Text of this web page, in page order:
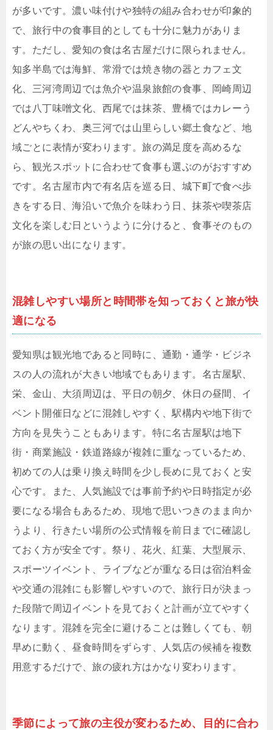
が多いです。濃い味付けや独特の組み合わせが印象的
で、旅行中の食事目的としても十分に魅力がありま
す。ただし、愛知の食は名古屋だけに限られません。
知多半島では海鮮、常滑では焼き物の器とカフェ文
化、三河湾周辺では魚介や温泉旅館の食事、岡崎周辺
では八丁味噌文化、西尾では抹茶、豊橋ではカレーう
どんやちくわ、奥三河では山里らしい郷土食など、地
域ごとに表情が変わります。旅の満足度を高めるな
ら、観光スポットに合わせて食事も選ぶのがおすすめ
です。名古屋市内で有名店を巡る日、城下町で食べ歩
きをする日、海沿いで魚介を味わう日、抹茶や喫茶店
文化を楽しむ日というように分けると、食事そのもの
が旅の思い出になります。
混雑しやすい場所と時間帯を知っておくと旅が快
適になる
愛知県は観光地であると同時に、通勤・通学・ビジネ
スの人の流れが大きい地域でもあります。名古屋駅、
栄、金山、大須周辺は、平日の朝夕、休日の昼間、イ
ベント開催日などに混雑しやすく、駅構内や地下街で
方向を見失うこともあります。特に名古屋駅は地下
街・商業施設・鉄道路線が複雑に重なっているため、
初めての人は乗り換え時間を少し長めに見ておくと安
心です。また、人気施設では事前予約や日時指定が必
要になる場合もあるため、現地で思いつきのまま向か
うより、行きたい場所の公式情報を前日までに確認し
ておく方が安全です。祭り、花火、紅葉、大型展示、
スポーツイベント、ライブなどが重なる日は宿泊料金
や交通の混雑にも影響しやすいので、旅行日が決まっ
た段階で周辺イベントを見ておくと計画が立てやすく
なります。混雑を完全に避けることは難しくても、朝
早めに動く、昼食時間をずらす、人気店の候補を複数
用意するだけで、旅の疲れ方はかなり変わります。
季節によって旅の主役が変わるため、目的に合わ